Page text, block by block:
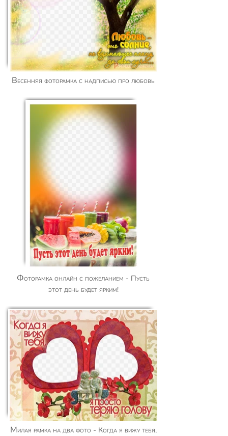
Весенняя фоторамка с надписью про любовь
Фоторамка онлайн с пожеланием - Пусть
этот день будет ярким!
Милая рамка на два фото - Когда я вижу тебя,